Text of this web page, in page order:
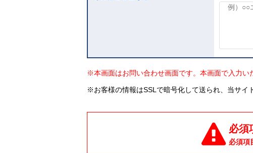
※本画面はお問い合わせ画面です。本画面で入力い
※お客様の情報はSSLで暗号化して送られ、当サイ
必須
必須項